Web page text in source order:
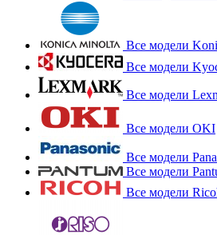
Все модели
Все модели
Все модели
Все модели OKI
Все модели
Все модели
Все модели